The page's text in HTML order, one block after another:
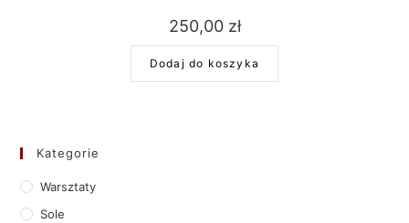
250,00 zł
Dodaj do koszyka
Kategorie
Warsztaty
Sole